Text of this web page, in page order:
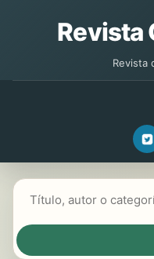
Revista
Revista